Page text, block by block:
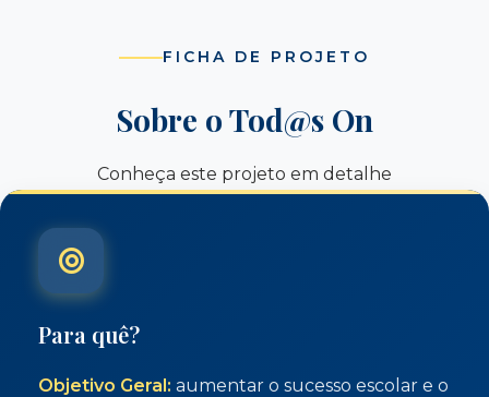
FICHA DE PROJETO
Sobre o Tod@s On
Conheça este projeto em detalhe
Para quê?
Objetivo Geral: aumentar o sucesso escolar e o